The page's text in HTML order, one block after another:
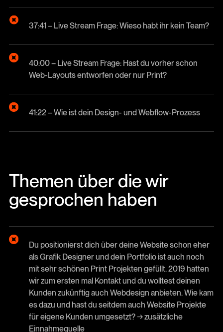
37:41 – Live Stream Frage: Wieso habt ihr kein Team?
40:00 – Live Stream Frage: Hast du vorher schon
Web-Layouts entworfen oder nur Print?
41:22 – Wie ist dein Design- und Webflow-Prozess
Themen über die wir
gesprochen haben
Du positionierst dich über deine Website schon eher
als Grafik Designer und dein Portfolio ist auch noch
mit sehr schönen Print Projekten gefüllt. 2019 hatten
wir zum ersten mal Kontakt und du wolltest deinen
Kunden zukünftig auch Webdesign anbieten. Wie kam
es dazu und hast du seitdem auch Website Projekte
für eigene Kunden umgesetzt? → zusätzliche
Einnahmequelle